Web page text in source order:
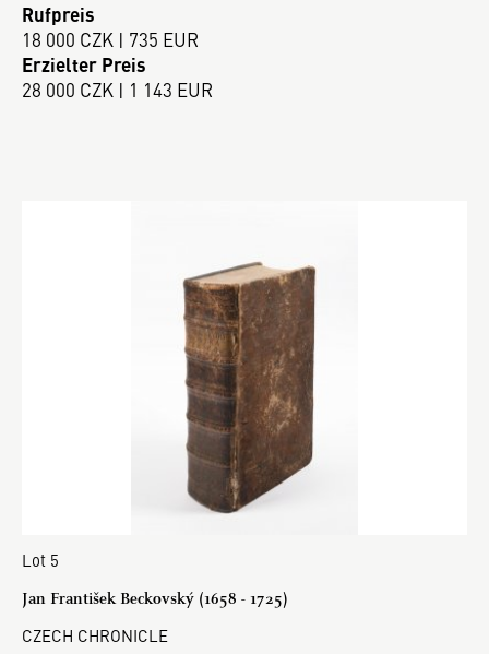
Rufpreis
18 000 CZK | 735 EUR
Erzielter Preis
28 000 CZK | 1 143 EUR
Lot 5
Jan František Beckovský (1658 - 1725)
CZECH CHRONICLE